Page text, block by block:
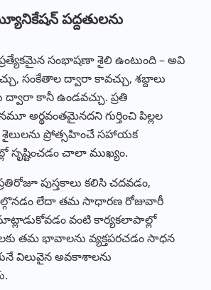
పద్దతులను
సంభాషణా శైలి ఉంటుంది – అవి
సంకేతాల ద్వారా కావచ్చు, శబ్దాలు
కానీ ఉండవచ్చు. ప్రతి
అర్థవంతమైనదని గుర్తించి పిల్లల
శైలులను ప్రోత్సహించే సహాయక
సృష్టించడం చాలా ముఖ్యం.
పుస్తకాలు కలిసి చదవడం,
లేదా తమ సాధారణ రోజువారీ
వంటి కార్యకలాపాల్లో
తమ భావాలను వ్యక్తపరచడం సాధన
విలువైన అవకాశాలను